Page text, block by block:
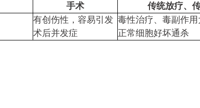
手术 传统放疗、
有创伤性，容易引发
术后并发症
毒性治疗、毒副作
正常细胞好坏通杀